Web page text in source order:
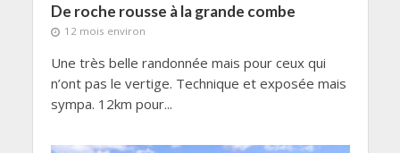
De roche rousse à la grande combe
12 mois environ
Une très belle randonnée mais pour ceux qui
n’ont pas le vertige. Technique et exposée mais
sympa. 12km pour...